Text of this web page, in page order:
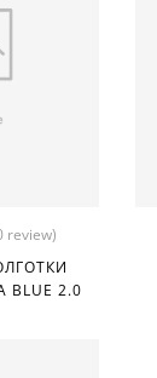
review)
BLUE 2.0